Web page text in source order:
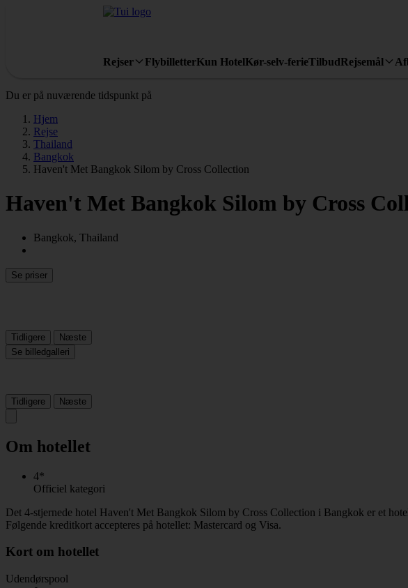
Rejser FlybilletterKun HotelKør-selv-ferieTilbudRejsemål
Du er på nuværende tidspunkt på
Hjem
Rejse
Thailand
Bangkok
Haven't Met Bangkok Silom by Cross Collection
Haven't Met Bangkok Silom by Cross
Bangkok, Thailand
Se priser
Tidligere
Næste
Se billedgalleri
Tidligere Næste
Om hotellet
4*
Officiel kategori
Det 4-stjernede hotel Haven't Met Bangkok Silom by Cross Collection i Bangkok er et
Følgende kreditkort accepteres på hotellet: Mastercard og Visa.
Kort om hotellet
Udendørspool